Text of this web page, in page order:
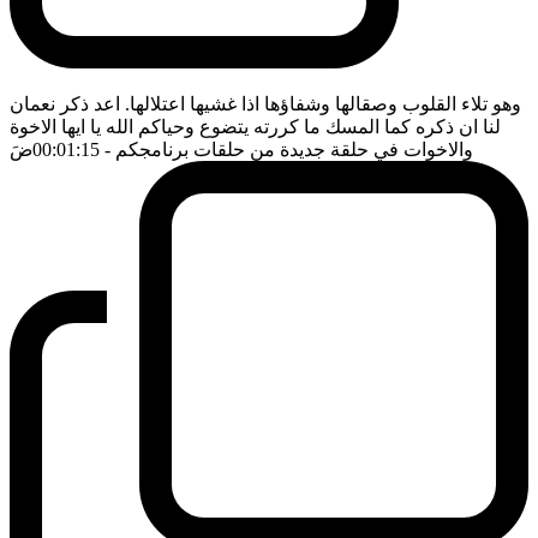
وهو تلاء القلوب وصقالها وشفاؤها اذا غشيها اعتلالها. اعد ذكر نعمان
لنا ان ذكره كما المسك ما كررته يتضوع وحياكم الله يا ايها الاخوة
والاخوات في حلقة جديدة من حلقات برنامجكم - 00:01:15 ضَ